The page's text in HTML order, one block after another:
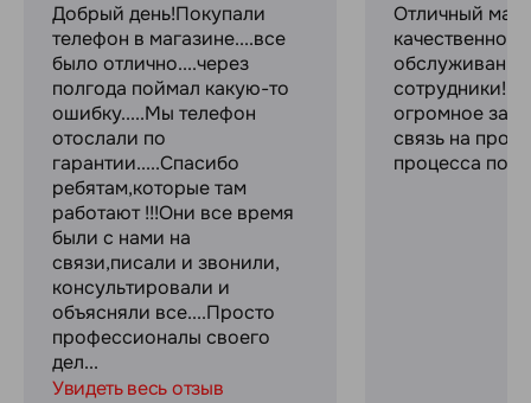
Добрый день!Покупали
телефон в магазине....все
было отлично....через
полгода поймал какую-то
ошибку.....Мы телефон
отослали по
гарантии.....Спасибо
ребятам,которые там
работают !!!Они все время
были с нами на
связи,писали и звонили,
консультировали и
объясняли все....Просто
профессионалы своего
дел...
Увидеть весь отзыв
Отличный
качественное
сотрудники!
огромное за
связь на
процесса